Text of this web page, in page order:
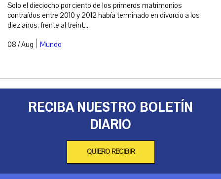
Solo el dieciocho por ciento de los primeros matrimonios
contraídos entre 2010 y 2012 había terminado en divorcio a los
diez años, frente al treint...
08 / Aug | Mundo
RECIBA NUESTRO BOLETÍN
DIARIO
QUIERO RECIBIR